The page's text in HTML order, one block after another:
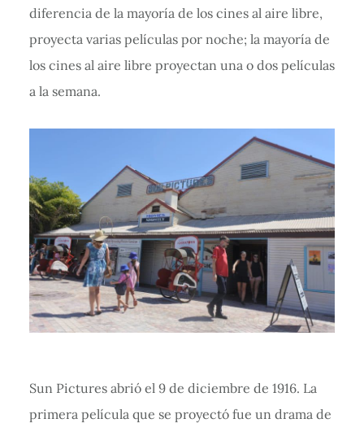
diferencia de la mayoría de los cines al aire libre,
proyecta varias películas por noche; la mayoría de
los cines al aire libre proyectan una o dos películas
a la semana.
Sun Pictures abrió el 9 de diciembre de 1916. La
primera película que se proyectó fue un drama de